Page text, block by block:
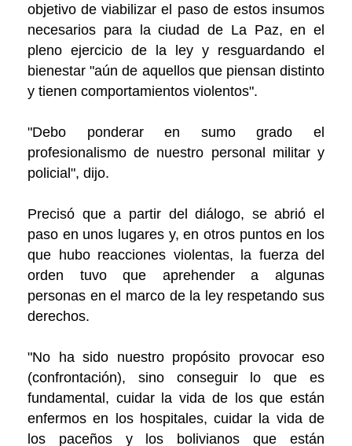
objetivo de viabilizar el paso de estos insumos
necesarios para la ciudad de La Paz, en el
pleno ejercicio de la ley y resguardando el
bienestar "aún de aquellos que piensan distinto
y tienen comportamientos violentos".
"Debo ponderar en sumo grado el
profesionalismo de nuestro personal militar y
policial", dijo.
Precisó que a partir del diálogo, se abrió el
paso en unos lugares y, en otros puntos en los
que hubo reacciones violentas, la fuerza del
orden tuvo que aprehender a algunas
personas en el marco de la ley respetando sus
derechos.
"No ha sido nuestro propósito provocar eso
(confrontación), sino conseguir lo que es
fundamental, cuidar la vida de los que están
enfermos en los hospitales, cuidar la vida de
los paceños y los bolivianos que están